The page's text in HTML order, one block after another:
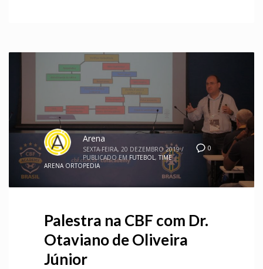
0
Arena
SEXTA-FEIRA, 20 DEZEMBRO 2019 /
PUBLICADO EM FUTEBOL ,TIME
ARENA ORTOPEDIA
Palestra na CBF com Dr.
Otaviano de Oliveira
Júnior